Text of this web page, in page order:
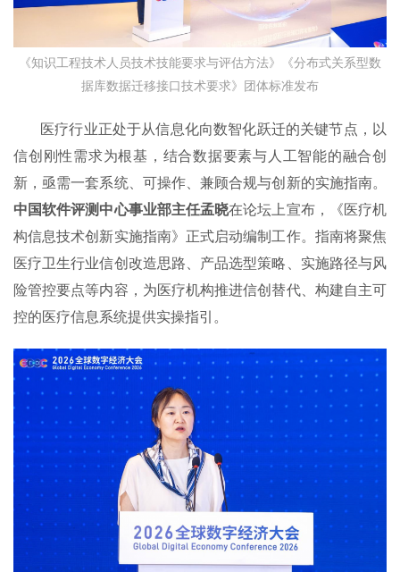
《知识工程技术人员技术技能要求与评估方法》《分布式关系型数
据库数据迁移接口技术要求》团体标准发布
医疗行业正处于从信息化向数智化跃迁的关键节点，以
信创刚性需求为根基，结合数据要素与人工智能的融合创
新，亟需一套系统、可操作、兼顾合规与创新的实施指南。
中国软件评测中心事业部主任孟晓在论坛上宣布，《医疗机
构信息技术创新实施指南》正式启动编制工作。指南将聚焦
医疗卫生行业信创改造思路、产品选型策略、实施路径与风
险管控要点等内容，为医疗机构推进信创替代、构建自主可
控的医疗信息系统提供实操指引。